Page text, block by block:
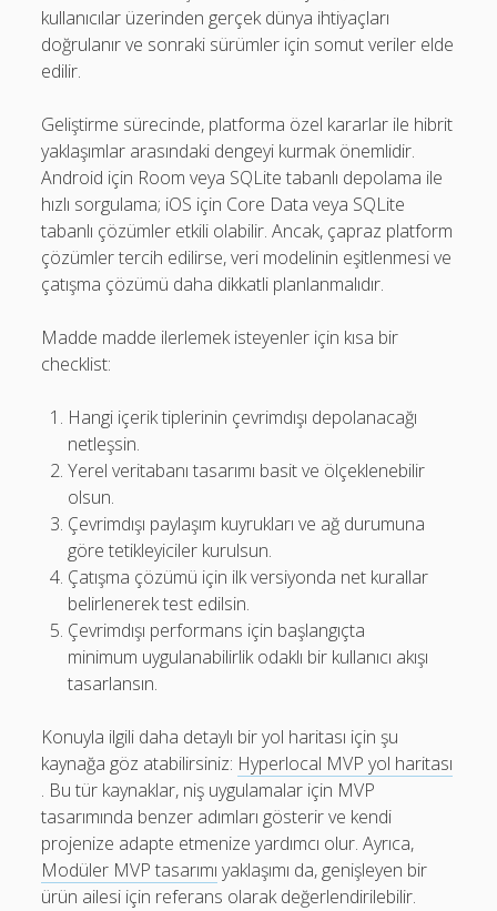
kullanıcılar üzerinden gerçek dünya ihtiyaçları
doğrulanır ve sonraki sürümler için somut veriler elde
edilir.
Geliştirme sürecinde, platforma özel kararlar ile hibrit
yaklaşımlar arasındaki dengeyi kurmak önemlidir.
Android için Room veya SQLite tabanlı depolama ile
hızlı sorgulama; iOS için Core Data veya SQLite
tabanlı çözümler etkili olabilir. Ancak, çapraz platform
çözümler tercih edilirse, veri modelinin eşitlenmesi ve
çatışma çözümü daha dikkatli planlanmalıdır.
Madde madde ilerlemek isteyenler için kısa bir
checklist:
Hangi içerik tiplerinin çevrimdışı depolanacağı
netleşsin.
Yerel veritabanı tasarımı basit ve ölçeklenebilir
olsun.
Çevrimdışı paylaşım kuyrukları ve ağ durumuna
göre tetikleyiciler kurulsun.
Çatışma çözümü için ilk versiyonda net kurallar
belirlenerek test edilsin.
Çevrimdışı performans için başlangıçta
minimum uygulanabilirlik odaklı bir kullanıcı akışı
tasarlansın.
Konuyla ilgili daha detaylı bir yol haritası için şu
kaynağa göz atabilirsiniz: Hyperlocal MVP yol haritası
. Bu tür kaynaklar, niş uygulamalar için MVP
tasarımında benzer adımları gösterir ve kendi
projenize adapte etmenize yardımcı olur. Ayrıca,
Modüler MVP tasarımı yaklaşımı da, genişleyen bir
ürün ailesi için referans olarak değerlendirilebilir.